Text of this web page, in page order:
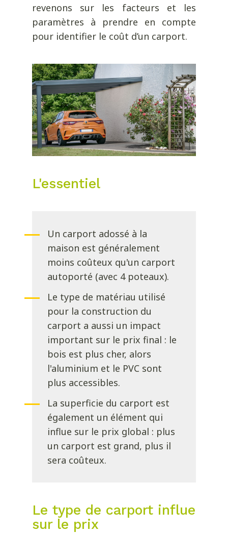
revenons sur les facteurs et les
paramètres à prendre en compte
pour identifier le coût d’un carport.
L'essentiel
Un carport adossé à la
maison est généralement
moins coûteux qu'un carport
autoporté (avec 4 poteaux).
Le type de matériau utilisé
pour la construction du
carport a aussi un impact
important sur le prix final : le
bois est plus cher, alors
l'aluminium et le PVC sont
plus accessibles.
La superficie du carport est
également un élément qui
influe sur le prix global : plus
un carport est grand, plus il
sera coûteux.
Le type de carport influe
sur le prix